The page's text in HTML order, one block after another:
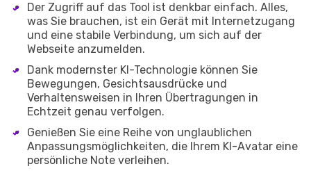
Der Zugriff auf das Tool ist denkbar einfach. Alles,
was Sie brauchen, ist ein Gerät mit Internetzugang
und eine stabile Verbindung, um sich auf der
Webseite anzumelden.
Dank modernster KI-Technologie können Sie
Bewegungen, Gesichtsausdrücke und
Verhaltensweisen in Ihren Übertragungen in
Echtzeit genau verfolgen.
Genießen Sie eine Reihe von unglaublichen
Anpassungsmöglichkeiten, die Ihrem KI-Avatar eine
persönliche Note verleihen.